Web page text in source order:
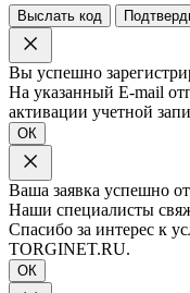
Выслать код
Вы успешно
На указанный E-mail
активации учетной
ОК
Ваша заявка успешно
Наши специалисты
Спасибо за интерес к
TORGINET.RU.
ОК